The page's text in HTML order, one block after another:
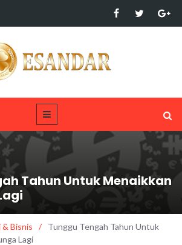
Tahun Untuk Menaikkan
& Bisnis /
Tunggu Tengah Tahun Untuk
Lagi